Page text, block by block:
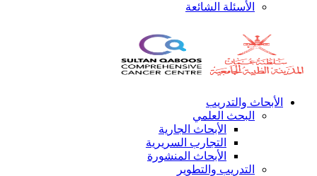
الأسئلة الشائعة
الأبحاث والتدريب
البحث العلمي
الأبحاث الجارية
التجارب السريرية
الأبحاث المنشورة
التدريب والتطوير